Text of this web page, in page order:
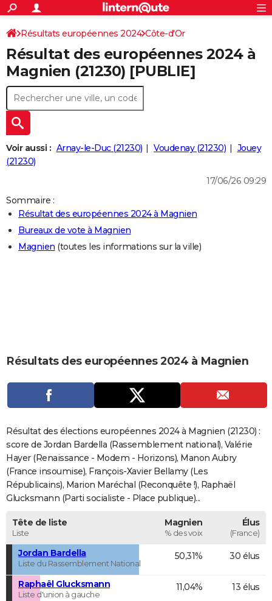
ACTUALITÉS
Politique
Société
Faits Divers
Education
Monde
Villes
+
SPORT
Coupe du monde 2026
Football
Tennis
Cyclisme
Rugby
Forum
Programme TV
TNT
Streaming
Cinéma
Sorties cinéma
Musique
+
FINANCE
Retraite
Impôts
Epargne
Immobilier
Risques naturels par ville
Banque
Assurance
Crédit
AUTO
Essais
Réserver un essai
Citadines
Berlines
SUV
Forum auto
+
HIGH-TECH
Mobiles
Meilleur smartphone
Internet
Ordinateurs
Jeux vidéo
Guide high-tech
+
BRICOLAGE
Guides de France
Escapades
Patrimoine
Expositions
Musées
Week-end nature
LIFESTYLE
Art de vivre
Bien-être
Loisirs
Mode
Modes de vie
CARTE DE VOEUX
Carte de Noël
Carte Bonne année
Carte Saint-Valentin
Carte Pâques
Carte d'anniversaire
DICTIONNAIRE
Dictionnaire
Biographies
Citations
Expressions
Proverbes
PROGRAMME TV
COPAINS D'AVANT
S'inscrire
Se connecter
Lycées
Collèges
Primaires
Universités
Entreprises
Service militaire
Avis de recherche
AVIS DE DÉCÈS
FORUM
S'inscrire
Connexion
Résultats européennes 2024 Côte-d'Or
Résultat des européennes 2024 à
Magnien (21230) [PUBLIE]
Voir aussi : Arnay-le-Duc (21230) Voudenay (21230)
Jouey
(21230)
17/06/26 09:29
Sommaire :
Résultat des européennes 2024 à Magnien
Bureaux de vote à Magnien
Magnien (toutes les informations sur la ville)
Résultats des européennes 2024 à Magnien
Résultat des élections européennes 2024 à Magnien (21230) :
score de Jordan Bardella (Rassemblement national), Valérie
Hayer (Renaissance - Modem - Horizons), Manon Aubry
(France insoumise), François-Xavier Bellamy (Les
Républicains), Marion Maréchal (Reconquête !), Raphaël
Glucksmann (Parti socialiste - Place publique)...
Tête de liste
Liste
Magnien
% des voix
Élus
(France)
Jordan Bardella
Liste du Rassemblement National
50,31% 30 élus
Raphaël Glucksmann
Liste d'union à gauche
11,04% 13 élus